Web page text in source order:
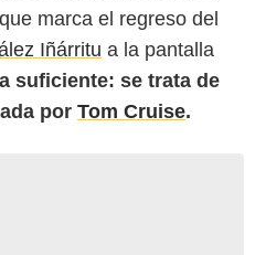
marca el regreso del
Iñárritu a la pantalla
suficiente: se trata de
por Tom Cruise.